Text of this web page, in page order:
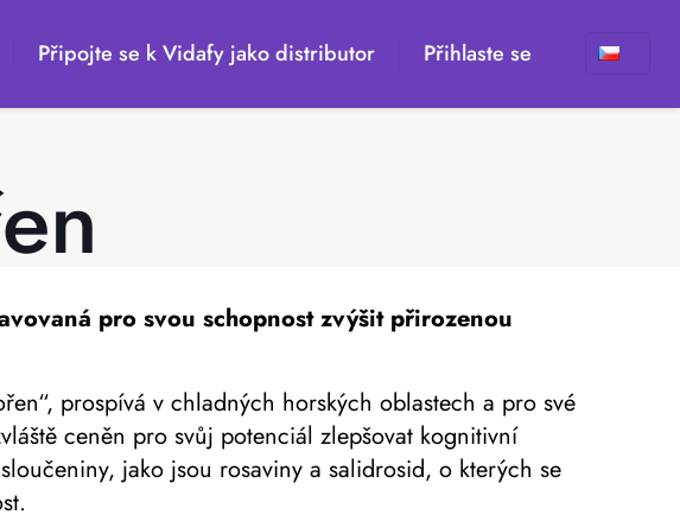
Připojte se k Vidafy jako distributor Přihlaste se
pro svou schopnost zvýšit přirozenou
prospívá v chladných horských oblastech a pro své
ceněn pro svůj potenciál zlepšovat kognitivní
jako jsou rosaviny a salidrosid, o kterých se